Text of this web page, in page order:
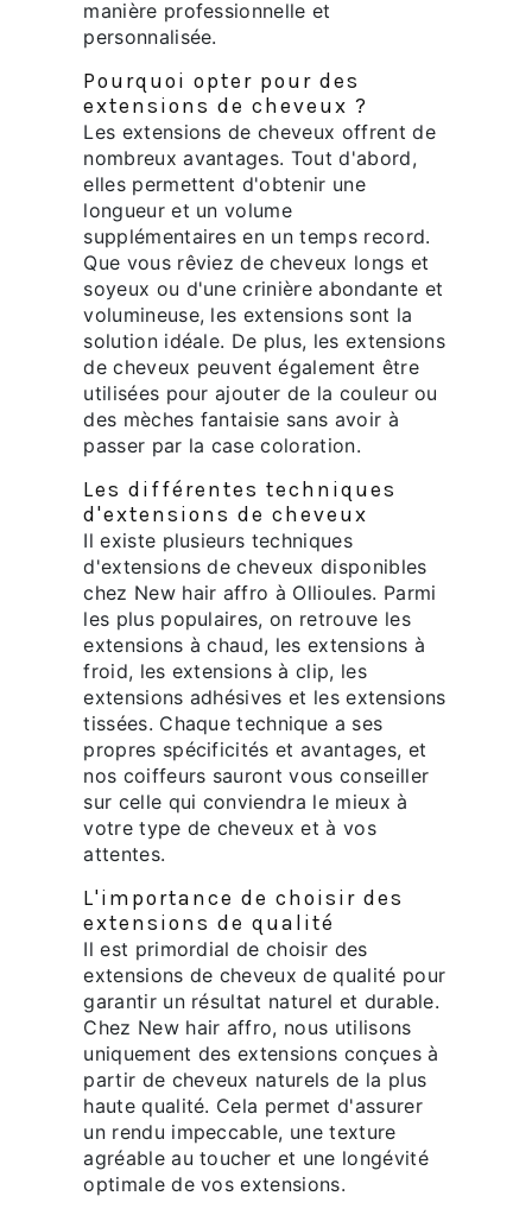
manière professionnelle et
personnalisée.
Pourquoi opter pour des
extensions de cheveux ?
Les extensions de cheveux offrent de
nombreux avantages. Tout d'abord,
elles permettent d'obtenir une
longueur et un volume
supplémentaires en un temps record.
Que vous rêviez de cheveux longs et
soyeux ou d'une crinière abondante et
volumineuse, les extensions sont la
solution idéale. De plus, les extensions
de cheveux peuvent également être
utilisées pour ajouter de la couleur ou
des mèches fantaisie sans avoir à
passer par la case coloration.
Les différentes techniques
d'extensions de cheveux
Il existe plusieurs techniques
d'extensions de cheveux disponibles
chez New hair affro à Ollioules. Parmi
les plus populaires, on retrouve les
extensions à chaud, les extensions à
froid, les extensions à clip, les
extensions adhésives et les extensions
tissées. Chaque technique a ses
propres spécificités et avantages, et
nos coiffeurs sauront vous conseiller
sur celle qui conviendra le mieux à
votre type de cheveux et à vos
attentes.
L'importance de choisir des
extensions de qualité
Il est primordial de choisir des
extensions de cheveux de qualité pour
garantir un résultat naturel et durable.
Chez New hair affro, nous utilisons
uniquement des extensions conçues à
partir de cheveux naturels de la plus
haute qualité. Cela permet d'assurer
un rendu impeccable, une texture
agréable au toucher et une longévité
optimale de vos extensions.